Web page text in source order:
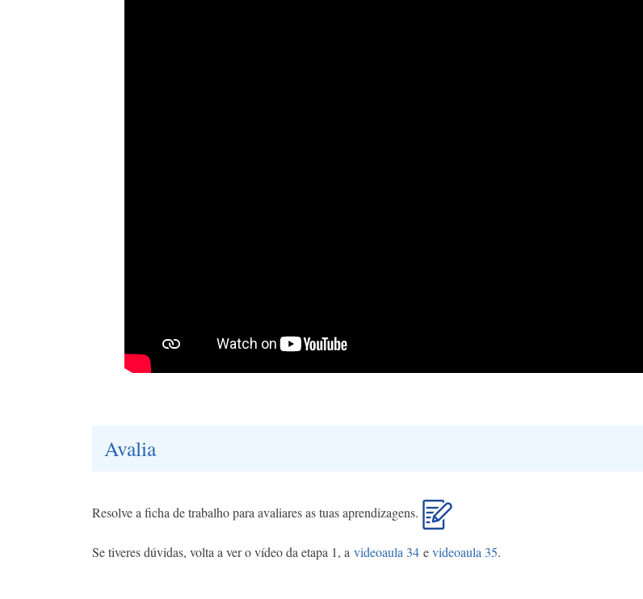
Avalia
Resolve a ficha de trabalho para avaliares as tuas aprendizagens.
Se tiveres dúvidas, volta a ver o vídeo da etapa 1, a videoaula 34 evideoaula 35.